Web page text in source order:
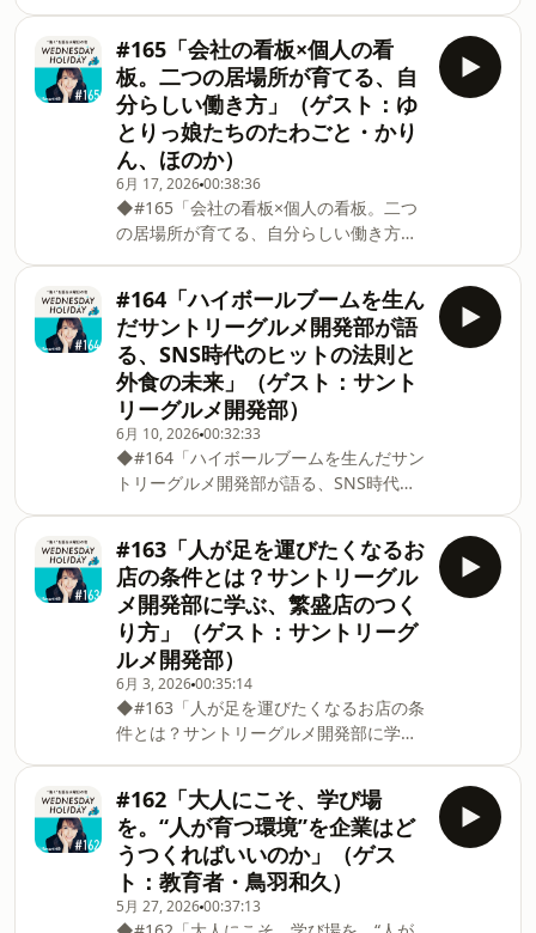
ん。なぜルールは形骸化してしまうので
しょう
い。フォームからのお便りもどしどしお
待ちしています。継続的に番組を運営し
ていくうえで、みなさんの声が指針にな
ります！⁠⁠⁠⁠⁠⁠⁠⁠⁠⁠⁠⁠⁠⁠⁠⁠⁠⁠⁠⁠⁠⁠⁠⁠⁠⁠⁠⁠⁠⁠⁠⁠⁠⁠⁠⁠⁠⁠⁠⁠⁠⁠⁠⁠⁠⁠⁠⁠⁠⁠⁠⁠⁠⁠⁠⁠⁠⁠⁠⁠⁠
りっ娘たちのたわごと・かりん、ほの
か）概要#166のゲストは、前回に引き続
き『ゆとりっ娘たちのたわごと』のかり
んさんとほのかさん。後編も「会社の看
板×個人の看板」をテーマに、会社員と
して働くことの価値や個人活動との向き
合い方について話します。会社に所属す
ることで自分一人では出会えない人と仕
事ができたり、大きなプロジェクトに携
われたりする一方で、「それは本当に自
分の実力なのか」と戸惑う瞬間も。ほの
かさんは、交流会で名刺を切らしてしま
った経験を振り返り、「会社名や肩書き
なしで自分を説明しようとすると何も話
せなくなった」と語ります。会社という
看板は大きな支えであると同時に、自分
自身の輪郭を考えさせられる存在でもあ
るようです。一方で、『ゆとたわ』のよ
うな個人活動には、会社とは異なる自由
さ
#165「会社の看板×個人の看
板。二つの居場所が育てる、自
分らしい働き方」（ゲスト：ゆ
とりっ娘たちのたわごと・かり
ん、ほのか）
6月 17, 202600:38:36
◆#165「会社の看板×個人の看板。二つ
の居場所が育てる、自分らしい働き方」
かりん、ほのか）概要#165のゲストは、
大人気ポッドキャスト『ゆとりっ娘たち
のたわごと』のパーソナリティを務め
る、かりんさんとほのかさん。今回は
「会社の看板、個人の看板」をテーマ
に、会社員として働きながら約10年にわ
たってポッドキャストを続けてきたお二
人に、仕事とライフワークの関係につい
て伺います。まだポッドキャストが広く
知られていなかった2017年にスタートし
た『ゆとたわ』。今でこそ累計800万再
生を超える人気番組となっていますが、
そのはじまりは純粋な趣味としてはじま
ったといいます。印象的なのは、「好き
なことを続けたい」という思いから、あ
えて大きな目標を設定しなかったこと。
それよりも大切にしていたのは、仕事で
もプライベートでもない“サードプレイ
ス”として『ゆとたわ』を続けること
#164「ハイボールブームを生ん
だサントリーグルメ開発部が語
る、SNS時代のヒットの法則と
外食の未来」（ゲスト：サント
リーグルメ開発部）
6月 10, 202600:32:33
◆#164「ハイボールブームを生んだサン
トリーグルメ開発部が語る、SNS時代の
サントリーグルメ開発部）概要#164のゲ
ストは、前回に引き続きサントリーグル
メ開発部の大島克美さん、鈴木華子さ
ん、中塚洋希さん。これまで数々のブー
ムを生み出してきたサントリーグルメ開
発部。今や居酒屋の定番となった「ハイ
ボール」も、かつて縮小傾向にあったウ
イスキー市場を「食事と楽しむお酒」と
して再定義し、ジョッキやサーバー、提
供方法に至るまで徹底的に磨き上げるこ
とで生まれた文化でした。では、SNSが
当たり前になった今、ヒットの鍵はどこ
にあるのでしょうか。その答えは、思わ
ず誰かに話したくなる体験にあるといい
ます。単なる映えを狙うのではなく、現
場のオペレーションや収益性まで見据え
#163「人が足を運びたくなるお
店の条件とは？サントリーグル
メ開発部に学ぶ、繁盛店のつく
り方」（ゲスト：サントリーグ
ルメ開発部）
6月 3, 202600:35:14
◆#163「人が足を運びたくなるお店の条
件とは？サントリーグルメ開発部に学
トリーグルメ開発部）概要#163のゲスト
は、サントリーグルメ開発部の大島克美
さん、鈴木華子さん、中塚洋希さん。サ
ントリーグルメ開発部は、飲食店のコン
セプト設計からメニュー開発、スタッフ
研修までを一気通貫で支援するプロ集
#162「大人にこそ、学び場
を。“人が育つ環境”を企業はど
うつくればいいのか」（ゲス
ト：教育者・鳥羽和久）
5月 27, 202600:37:13